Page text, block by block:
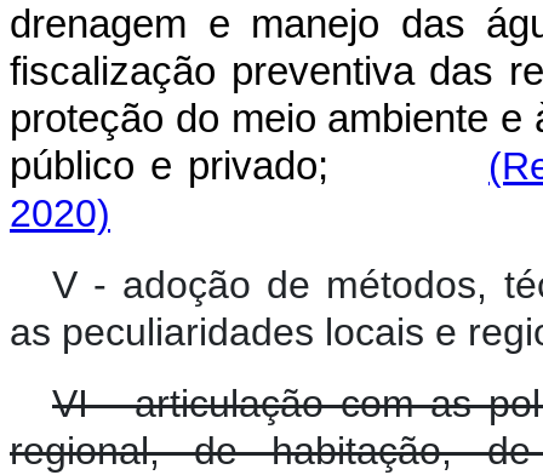
drenagem e manejo das
fiscalização preventiva das
proteção do meio ambiente
público e privado;
2020)
V - adoção de métodos,
as peculiaridades locais e
VI - articulação com as
regional, de habitação,